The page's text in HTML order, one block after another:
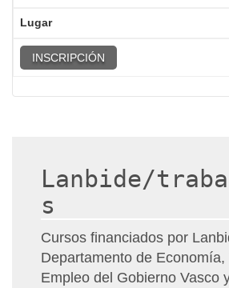
INSCRIPCIÓN
Lanbide/
s
Cursos financiados por
Departamento de Economía,
Empleo del Gobierno Vasco